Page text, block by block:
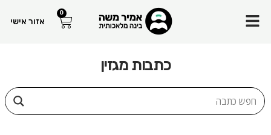
Menu
0עגלת
קניות
אזור אישי
כתבות מגזין